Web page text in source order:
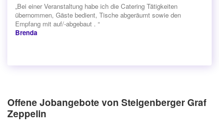
„Bei einer Veranstaltung habe ich die Catering Tätigkeiten
übernommen, Gäste bedient, Tische abgeräumt sowie den
Empfang mit auf/-abgebaut . “
Brenda
Offene Jobangebote von Steigenberger Graf
Zeppelin